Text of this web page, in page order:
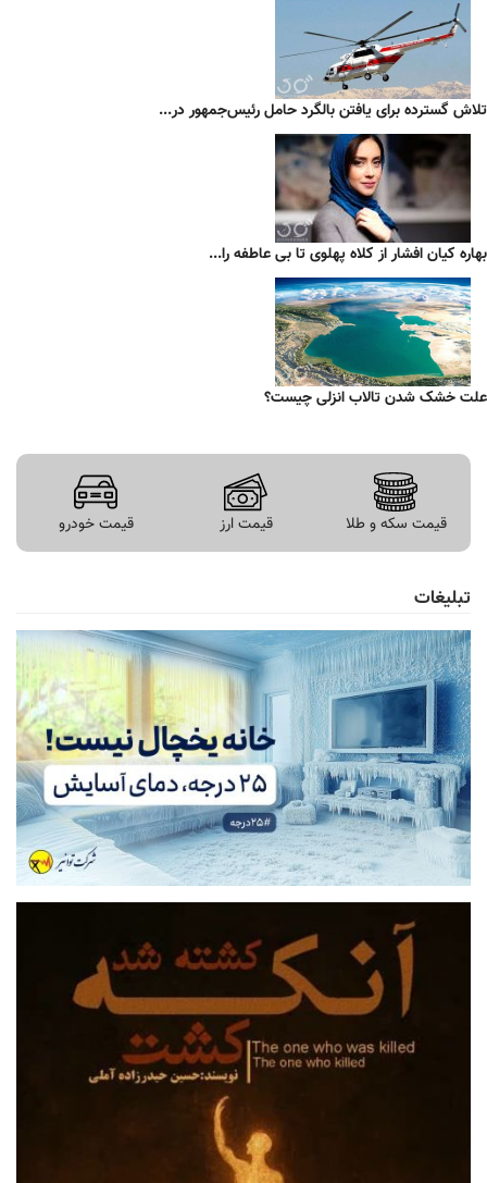
تلاش گسترده برای یافتن بالگرد حامل رئیس‌جمهور در...
بهاره کیان افشار از کلاه پهلوی تا بی عاطفه را...
علت خشک شدن تالاب انزلی چیست؟
قیمت سکه و طلا قیمت ارز قیمت خودرو
تبلیغات